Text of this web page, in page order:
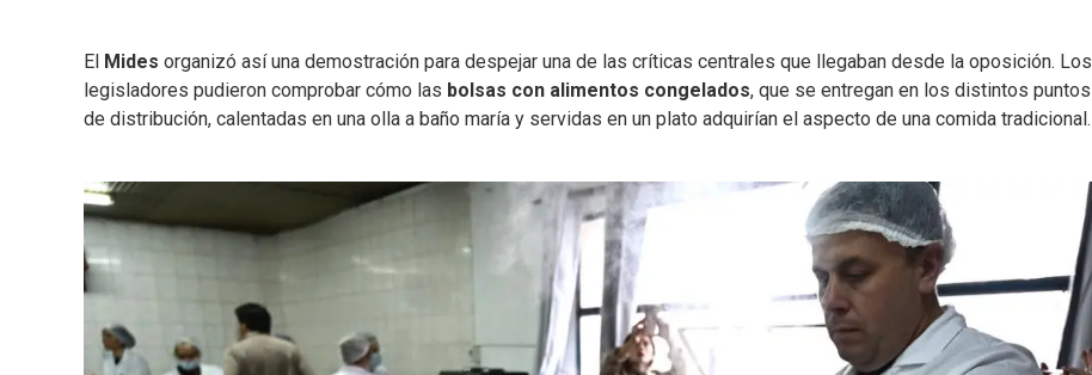
El Mides organizó así una demostración para despejar una de las críticas centrales que llegaban desde la oposición. Los
legisladores pudieron comprobar cómo las bolsas con alimentos congelados, que se entregan en los distintos puntos
de distribución, calentadas en una olla a baño maría y servidas en un plato adquirían el aspecto de una comida tradicional.